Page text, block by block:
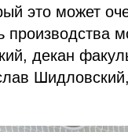
это может
производства
декан